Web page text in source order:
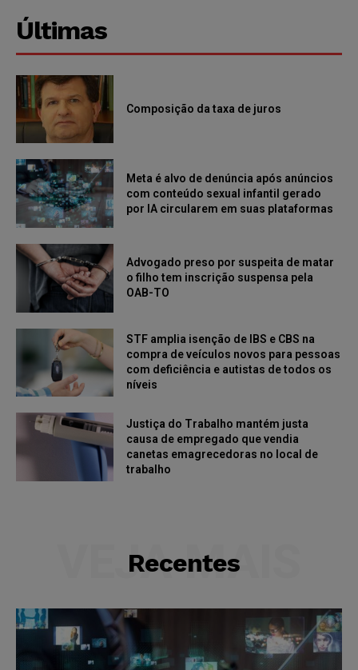
Últimas
Composição da taxa de juros
Meta é alvo de denúncia após anúncios
com conteúdo sexual infantil gerado
por IA circularem em suas plataformas
Advogado preso por suspeita de matar
o filho tem inscrição suspensa pela
OAB-TO
STF amplia isenção de IBS e CBS na
compra de veículos novos para pessoas
com deficiência e autistas de todos os
níveis
Justiça do Trabalho mantém justa
causa de empregado que vendia
canetas emagrecedoras no local de
trabalho
Recentes
VEJA MAIS